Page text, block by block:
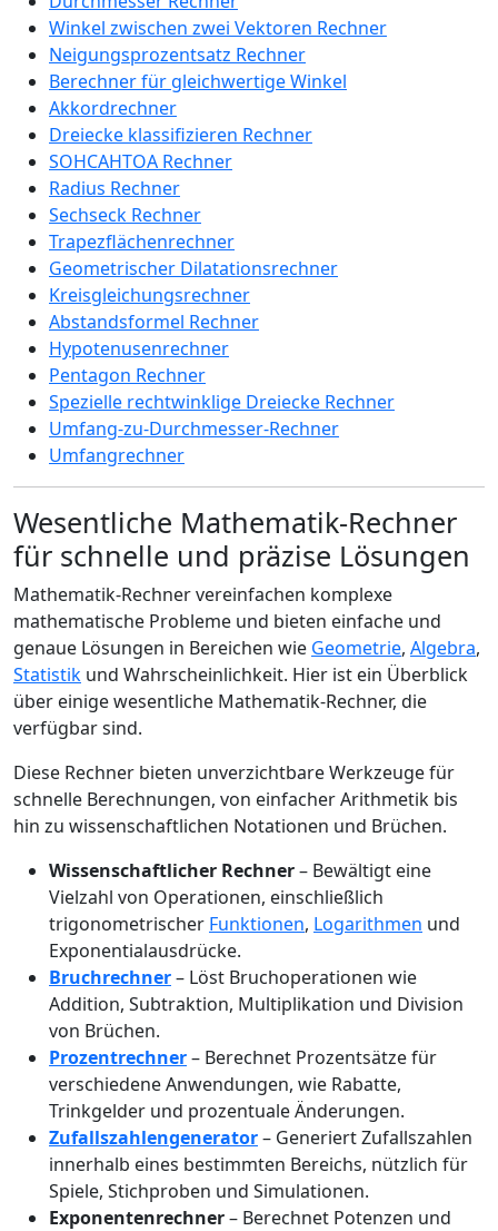
Winkel zwischen zwei Vektoren Rechner
Neigungsprozentsatz Rechner
Berechner für gleichwertige Winkel
Akkordrechner
Dreiecke klassifizieren Rechner
SOHCAHTOA Rechner
Radius Rechner
Sechseck Rechner
Trapezflächenrechner
Geometrischer Dilatationsrechner
Kreisgleichungsrechner
Abstandsformel Rechner
Hypotenusenrechner
Pentagon Rechner
Spezielle rechtwinklige Dreiecke Rechner
Umfang-zu-Durchmesser-Rechner
Umfangrechner
Wesentliche Mathematik-Rechner
für schnelle und präzise Lösungen
Mathematik-Rechner vereinfachen komplexe
mathematische Probleme und bieten einfache und
genaue Lösungen in Bereichen wie Geometrie, Algebra,
Statistik und Wahrscheinlichkeit. Hier ist ein Überblick
über einige wesentliche Mathematik-Rechner, die
verfügbar sind.
Diese Rechner bieten unverzichtbare Werkzeuge für
schnelle Berechnungen, von einfacher Arithmetik bis
hin zu wissenschaftlichen Notationen und Brüchen.
Wissenschaftlicher Rechner– Bewältigt eine
Vielzahl von Operationen, einschließlich
trigonometrischer Funktionen, Logarithmen und
Exponentialausdrücke.
Bruchrechner– Löst Bruchoperationen wie
Addition, Subtraktion, Multiplikation und Division
von Brüchen.
Prozentrechner– Berechnet Prozentsätze für
verschiedene Anwendungen, wie Rabatte,
Trinkgelder und prozentuale Änderungen.
Zufallszahlengenerator– Generiert Zufallszahlen
innerhalb eines bestimmten Bereichs, nützlich für
Spiele, Stichproben und Simulationen.
Exponentenrechner– Berechnet Potenzen und